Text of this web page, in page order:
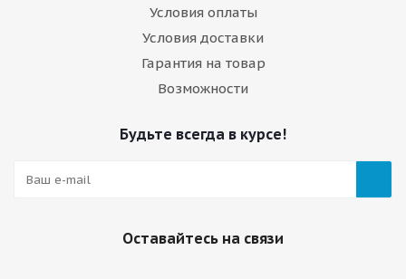
Условия оплаты
Условия доставки
Гарантия на товар
Возможности
Будьте всегда в курсе!
Оставайтесь на связи